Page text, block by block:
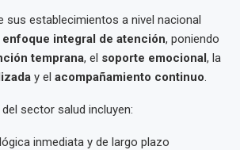
sus establecimientos a nivel nacional
enfoque integral de atención, poniendo
temprana, el soporte emocional, la
y el acompañamiento continuo.
sector salud incluyen:
inmediata y de largo plazo